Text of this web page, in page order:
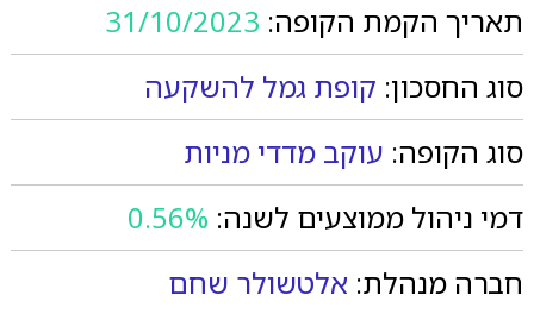
תאריך הקמת הקופה: 31/10/2023
סוג החסכון: קופת גמל להשקעה
סוג הקופה: עוקב מדדי מניות
דמי ניהול ממוצעים לשנה: 0.56%
חברה מנהלת: אלטשולר שחם